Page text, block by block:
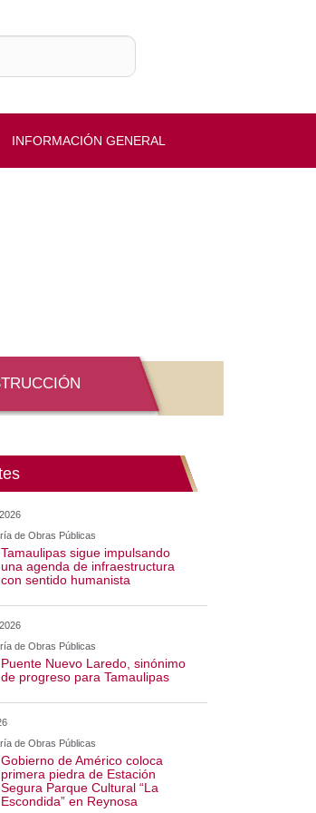
GENERAL
de Obras Públicas
Tamaulipas sigue impulsando una
agenda de infraestructura con
sentido humanista
de Obras Públicas
Puente Nuevo Laredo, sinónimo
de progreso para Tamaulipas
Prensa, Secretaría de Obras Públicas
Gobierno de Américo coloca